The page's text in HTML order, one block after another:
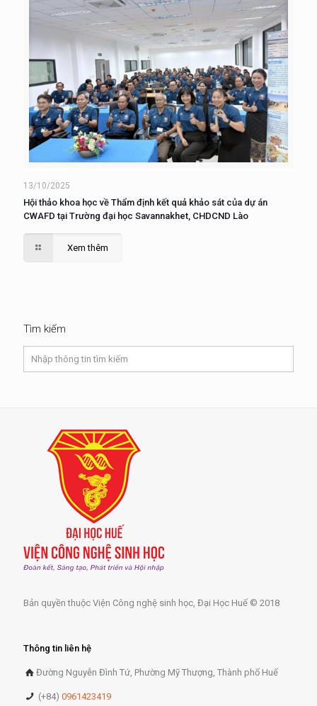
13/10/2025
Hội thảo khoa học về Thẩm định kết quả khảo sát của dự án
CWAFD tại Trường đại học Savannakhet, CHDCND Lào
Xem thêm
Tìm kiếm
Bản quyền thuộc Viện Công nghệ sinh học, Đại Học Huế © 2018
Thông tin liên hệ
Đường Nguyễn Đình Tứ, Phường Mỹ Thượng, Thành phố Huế
(+84)0961423419